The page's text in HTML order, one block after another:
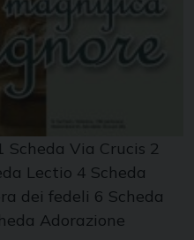
Scheda Via Crucis 2
Lectio 4 Scheda
dei fedeli 6 Scheda
Adorazione